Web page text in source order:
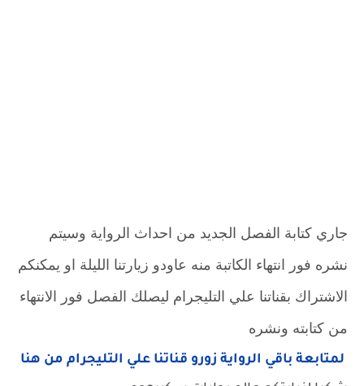
جاري كتابة الفصل الجديد من احداث الرواية وسيتم
نشره فور انتهاء الكاتبة منه عاودو زيارتنا الليلة او يمكنكم
الاشتراك بقناتنا علي التليجرام ليصلك الفصل فور الانتهاء
من كتابته ونشره
لمتابعة باقي الرواية زورو قناتنا علي التليجرام من هنا